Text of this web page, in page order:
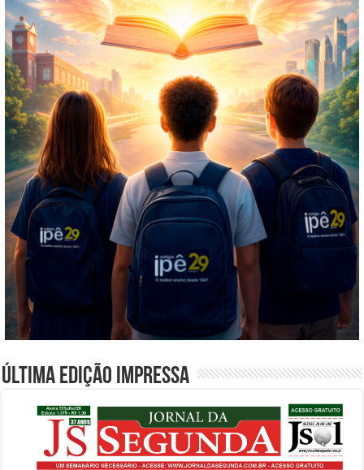
Última edição impressa